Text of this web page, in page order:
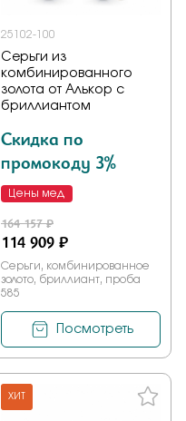
25102-100
Серьги из
комбинированного
золота от Алькор с
бриллиантом
Скидка по
промокоду 3%
Цены мед
164 157 ₽
114 909 ₽
Серьги, комбинированное
золото, бриллиант, проба
585
Посмотреть
ХИТ